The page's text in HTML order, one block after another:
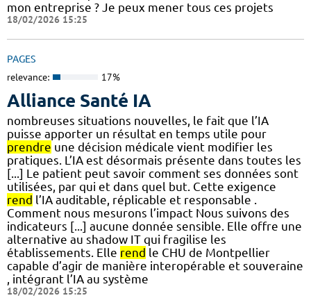
mon entreprise ? Je peux mener tous ces projets
18/02/2026 15:25
PAGES
relevance: 17%
Alliance Santé IA
nombreuses situations nouvelles, le fait que l’IA
puisse apporter un résultat en temps utile pour
prendre une décision médicale vient modifier les
pratiques. L’IA est désormais présente dans toutes les
[...] Le patient peut savoir comment ses données sont
utilisées, par qui et dans quel but. Cette exigence
rend l’IA auditable, réplicable et responsable .
Comment nous mesurons l’impact Nous suivons des
indicateurs [...] aucune donnée sensible. Elle offre une
alternative au shadow IT qui fragilise les
établissements. Elle rend le CHU de Montpellier
capable d’agir de manière interopérable et souveraine
, intégrant l’IA au système
18/02/2026 15:25